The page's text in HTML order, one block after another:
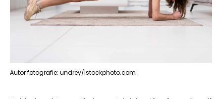
Autor fotografie: undrey/istockphoto.com